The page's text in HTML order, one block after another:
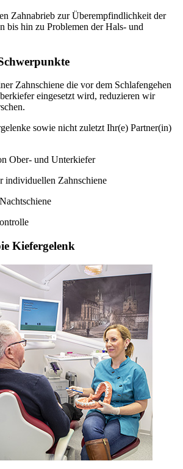
Zahnabrieb zur Überempfindlichkeit der
bis hin zu Problemen der Hals- und
Zahnschiene die vor dem Schlafengehen
eingesetzt wird, reduzieren wir
sowie nicht zuletzt Ihr(e) Partner(in)
Ober- und Unterkiefer
individuellen Zahnschiene
Kiefergelenk